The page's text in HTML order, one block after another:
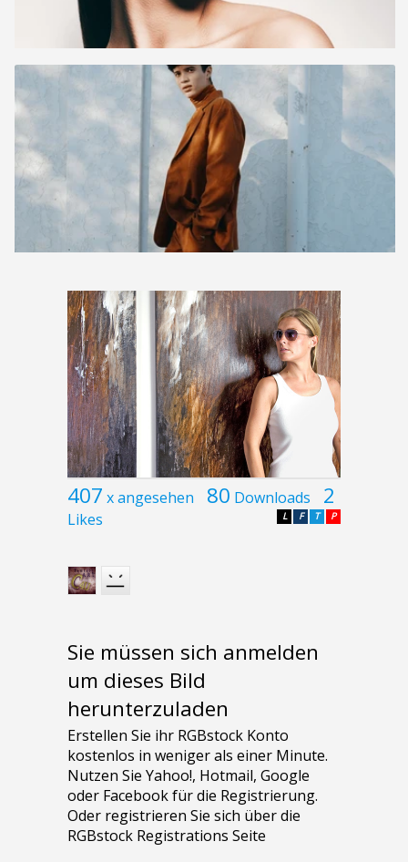
407 x angesehen 80 Downloads 2
Likes P
T
F
L
Sie müssen sich anmelden
um dieses Bild
herunterzuladen